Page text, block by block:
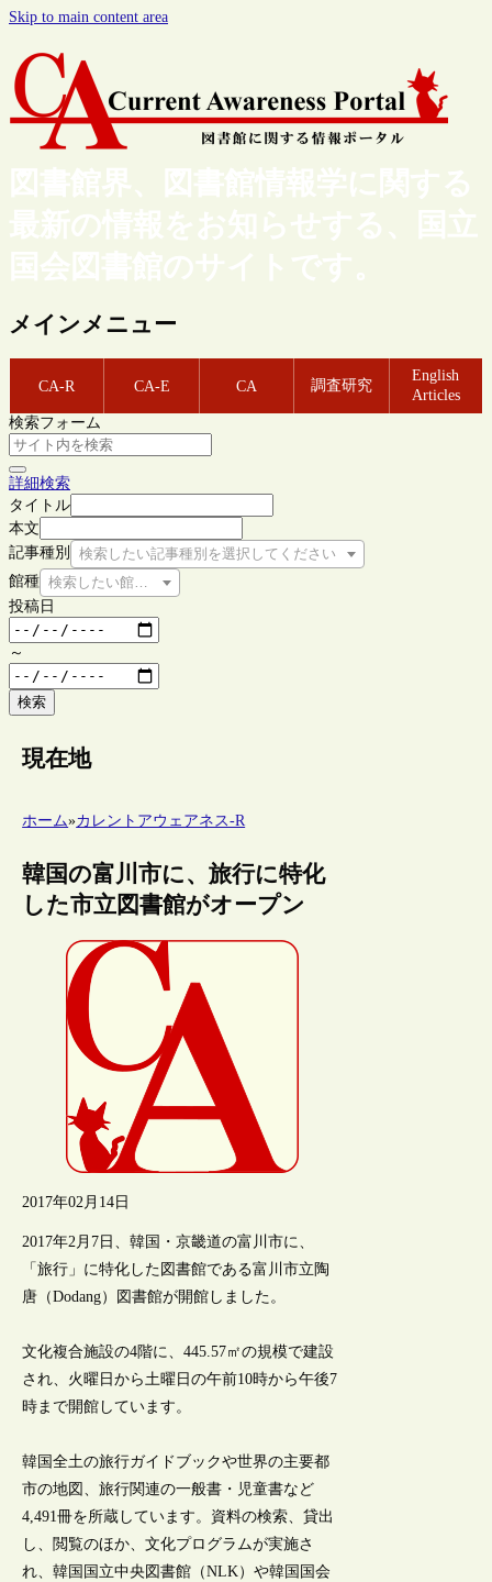
Skip to main content area
図書館界、図書館情報学に関する
最新の情報をお知らせする、国立
国会図書館のサイトです。
メインメニュー
CA-R CA-E CA 調査研究
English
Articles
検索フォーム
詳細検索
タイトル
本文
記事種別
検索したい記事種別を選択してください
館種 検索したい館種を選択してください
投稿日
～
検索
現在地
ホーム»カレントアウェアネス-R
韓国の富川市に、旅行に特化
した市立図書館がオープン
2017年02月14日
2017年2月7日、韓国・京畿道の富川市に、
「旅行」に特化した図書館である富川市立陶
唐（Dodang）図書館が開館しました。
文化複合施設の4階に、445.57㎡の規模で建設
され、火曜日から土曜日の午前10時から午後7
時まで開館しています。
韓国全土の旅行ガイドブックや世界の主要都
市の地図、旅行関連の一般書・児童書など
4,491冊を所蔵しています。資料の検索、貸出
し、閲覧のほか、文化プログラムが実施さ
れ、韓国国立中央図書館（NLK）や韓国国会